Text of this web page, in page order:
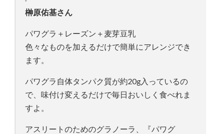
榊原佑基さん
パワグラ＋レーズン＋麦芽豆乳
色々なものを加えるだけで簡単にアレンジでき
ます。
パワグラ自体タンパク質が約20g入っているの
で、味付け変えるだけで毎日おいしく食べれま
すよ。
アスリートのためのグラノーラ、『パワグ